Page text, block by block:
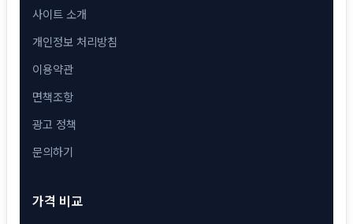
사이트 소개
개인정보 처리방침
이용약관
면책조항
광고 정책
문의하기
가격 비교